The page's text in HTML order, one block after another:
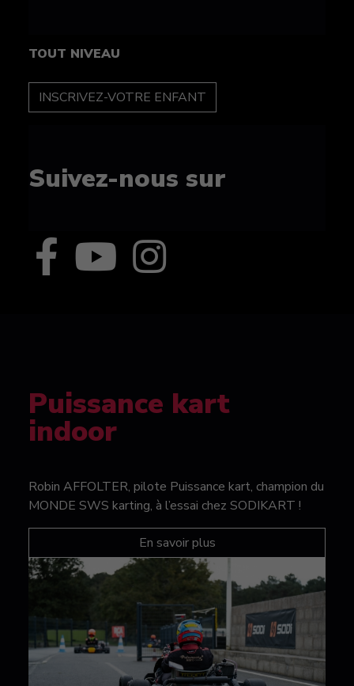
TOUT NIVEAU
INSCRIPTION
Suivez-nous sur
Puissance kart
indoor
Robin AFFOLTER, pilote Puissance kart, champion du
MONDE SWS karting, à l’essai chez SODIKART !
En savoir plus